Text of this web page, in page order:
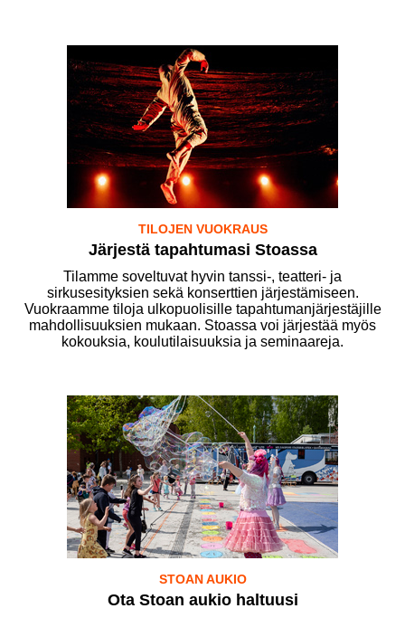
TILOJEN VUOKRAUS
Järjestä tapahtumasi Stoassa
Tilamme soveltuvat hyvin tanssi-, teatteri- ja
sirkusesityksien sekä konserttien järjestämiseen.
Vuokraamme tiloja ulkopuolisille tapahtumanjärjestäjille
mahdollisuuksien mukaan. Stoassa voi järjestää myös
kokouksia, koulutilaisuuksia ja seminaareja.
STOAN AUKIO
Ota Stoan aukio haltuusi